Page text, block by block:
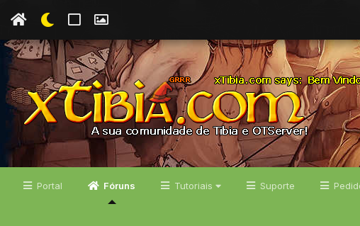
Portal Fóruns Tutoriais Suporte